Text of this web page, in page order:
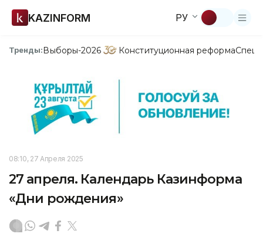
KAZINFORM РУ
Тренды:Выборы-2026 Конституционная реформа
08:10, 27 Апреля 2025
27 апреля. Календарь Казинформа
«Дни рождения»